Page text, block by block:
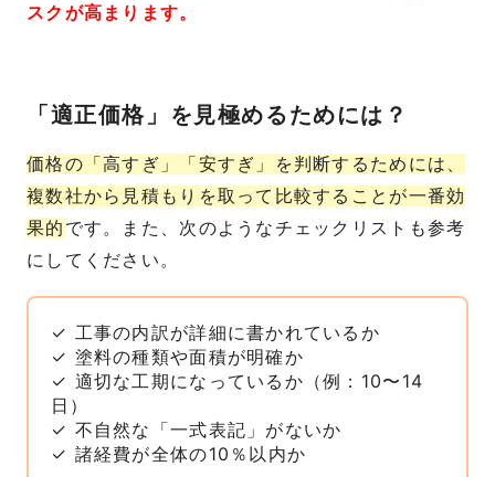
スクが高まります。
「適正価格」を見極めるためには？
価格の「高すぎ」「安すぎ」を判断するためには、
複数社から見積もりを取って比較することが一番効
果的 です。また、次のようなチェックリストも参考
にしてください。
✓ 工事の内訳が詳細に書かれているか
✓ 塗料の種類や面積が明確か
✓ 適切な工期になっているか（例：10〜14
日）
✓ 不自然な「一式表記」がないか
✓ 諸経費が全体の10％以内か